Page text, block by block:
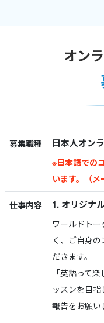
オン
募集職種 日本人オン
※日本語での
います。（メ
仕事内容 1. オリジナ
ワールドト
く、ご自身
だきます。
「英語って
ッスンを目
報告をお願い